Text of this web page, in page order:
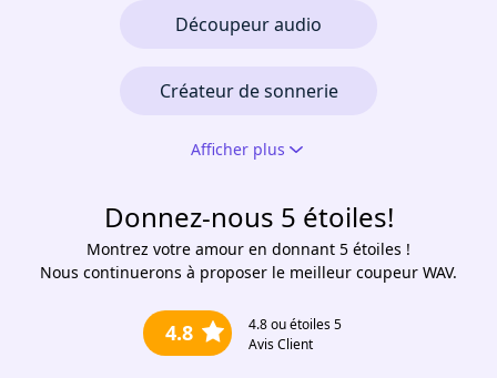
Découpeur audio
Créateur de sonnerie
Afficher plus
Donnez-nous 5 étoiles!
Montrez votre amour en donnant 5 étoiles !
Nous continuerons à proposer le meilleur coupeur WAV.
4.8 4.8ou étoiles 5
Avis Client